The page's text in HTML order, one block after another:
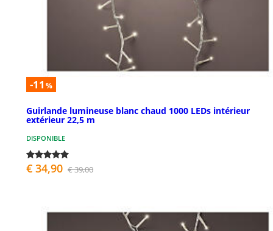
-11 %
Guirlande lumineuse blanc chaud 1000 LEDs intérieur
extérieur 22,5 m
DISPONIBLE
€ 34,90 € 39,00